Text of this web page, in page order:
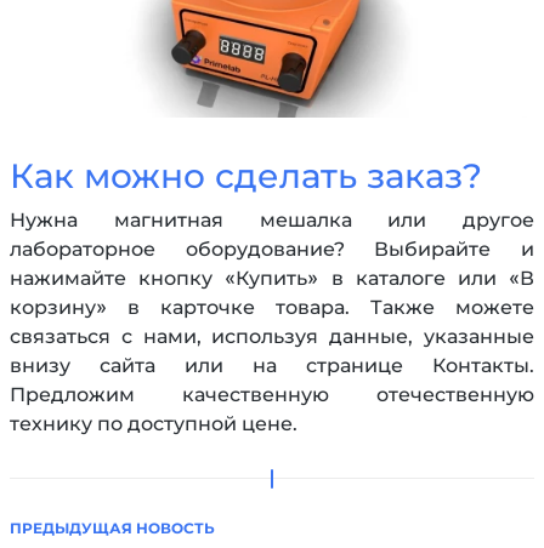
Как можно сделать заказ?
Нужна магнитная мешалка или другое
лабораторное оборудование? Выбирайте и
нажимайте кнопку «Купить» в каталоге или «В
корзину» в карточке товара. Также можете
связаться с нами, используя данные, указанные
внизу сайта или на странице Контакты.
Предложим качественную отечественную
технику по доступной цене.
ПРЕДЫДУЩАЯ НОВОСТЬ